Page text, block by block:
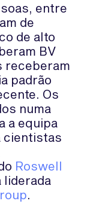
entre
de
de alto
BV
receberam
padrão
Os
numa
a equipa
cientistas
Roswell
liderada
.